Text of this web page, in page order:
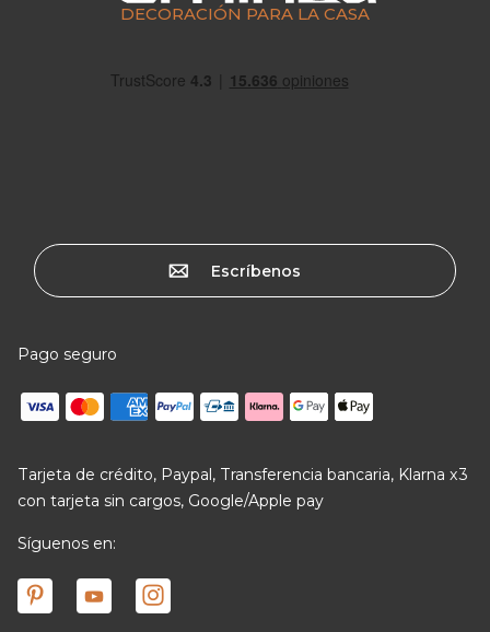
DECORACIÓN PARA LA CASA
Escríbenos
Pago seguro
Tarjeta de crédito, Paypal, Transferencia bancaria, Klarna x3
con tarjeta sin cargos, Google/Apple pay
Síguenos en: